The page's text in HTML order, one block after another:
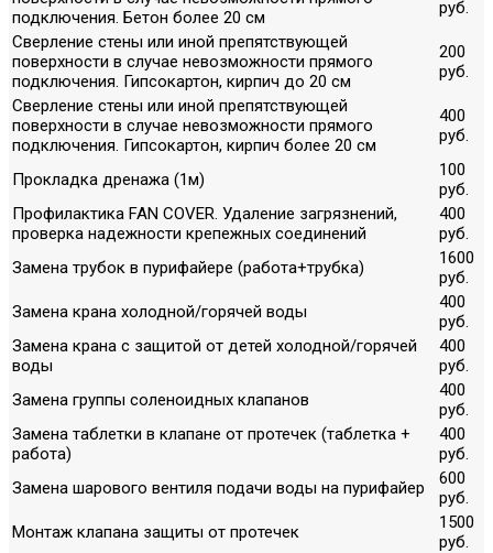
подключения. Бетон более 20 см
руб.
Сверление стены или иной препятствующей
поверхности в случае невозможности прямого
подключения. Гипсокартон, кирпич до 20 см
200
руб.
Сверление стены или иной препятствующей
поверхности в случае невозможности прямого
подключения. Гипсокартон, кирпич более 20 см
400
руб.
Прокладка дренажа (1м)
100
руб.
Профилактика FAN COVER. Удаление загрязнений,
проверка надежности крепежных соединений
400
руб.
Замена трубок в пурифайере (работа+трубка)
1600
руб.
Замена крана холодной/горячей воды
400
руб.
Замена крана с защитой от детей холодной/горячей
воды
400
руб.
Замена группы соленоидных клапанов
400
руб.
Замена таблетки в клапане от протечек (таблетка +
работа)
400
руб.
Замена шарового вентиля подачи воды на пурифайер
600
руб.
Монтаж клапана защиты от протечек
1500
руб.